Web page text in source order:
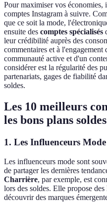
Pour maximiser vos économies,
comptes Instagram à suivre.
que ce soit la mode,
ensuite des comptes spécialisés
leur crédibilité auprès des
commentaires et à l'engagement
communauté active et d'un
considérer est la régularité des
partenariats, gages de fiabilité
soldes.
Les 10 meilleurs
les bons plans soldes
1. Les Influenceurs Mode
Les influenceurs mode sont
de partager les dernières
Charrière, par exemple, est
lors des soldes. Elle propose
découvrir des marques